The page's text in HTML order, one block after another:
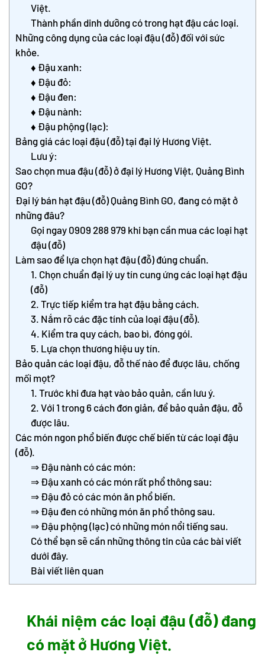
Việt.
Thành phần dinh dưỡng có trong hạt đậu các loại.
Những công dụng của các loại đậu (đỗ) đối với sức
khỏe.
♦ Đậu xanh:
♦ Đậu đỏ:
♦ Đậu đen:
♦ Đậu nành:
♦ Đậu phộng (lạc):
Bảng giá các loại đậu (đỗ) tại đại lý Hương Việt.
Lưu ý:
Sao chọn mua đậu (đỗ) ở đại lý Hương Việt, Quảng Bình
GO?
Đại lý bán hạt đậu (đỗ) Quảng Bình GO, đang có mặt ở
những đâu?
Gọi ngay 0909 288 979 khi bạn cần mua các loại hạt
đậu (đỗ)
Làm sao để lựa chọn hạt đậu (đỗ) đúng chuẩn.
1. Chọn chuẩn đại lý uy tín cung ứng các loại hạt đậu
(đỗ)
2. Trực tiếp kiểm tra hạt đậu bằng cách.
3. Nắm rõ các đặc tính của loại đậu (đỗ).
4. Kiểm tra quy cách, bao bì, đóng gói.
5. Lựa chọn thương hiệu uy tín.
Bảo quản các loại đậu, đỗ thế nào để được lâu, chống
mối mọt?
1. Trước khi đưa hạt vào bảo quản, cần lưu ý.
2. Với 1 trong 6 cách đơn giản, để bảo quản đậu, đỗ
được lâu.
Các món ngon phổ biến được chế biến từ các loại đậu
(đỗ).
⇒ Đậu nành có các món:
⇒ Đậu xanh có các món rất phổ thông sau:
⇒ Đậu đỏ có các món ăn phổ biến.
⇒ Đậu đen có những món ăn phổ thông sau.
⇒ Đậu phộng (lạc) có những món nổi tiếng sau.
Có thể bạn sẽ cần những thông tin của các bài viết
dưới đây.
Bài viết liên quan
Khái niệm các loại đậu (đỗ) đang
có mặt ở Hương Việt.